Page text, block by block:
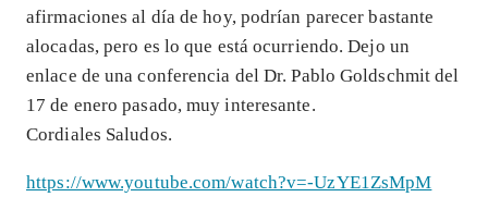
afirmaciones al día de hoy, podrían parecer bastante
alocadas, pero es lo que está ocurriendo. Dejo un
enlace de una conferencia del Dr. Pablo Goldschmit del
17 de enero pasado, muy interesante.
Cordiales Saludos.
https://www.youtube.com/watch?v=-UzYE1ZsMpM